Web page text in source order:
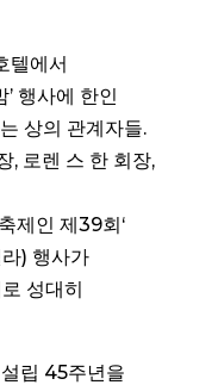
텔에서
행사에 한인
상의 관계자들.
, 로렌 스 한 회장,
제인 제39회‘
) 행사가
성대히
립 45주년을